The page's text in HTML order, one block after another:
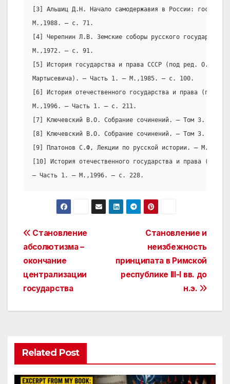
[3] Альшиц Д.Н. Начало самодержавия в России:
М.,1988. – с. 71.
[4] Черепнин Л.В. Земские соборы русского
М.,1972. – с. 91.
[5] История государства и права СССР (под ред. О.И.
Мартысевича). – Часть 1. – М.,1985. – с. 100.
[6] История отечественного государства и права (под
М.,1996. – Часть 1. – с. 211.
[7] Ключевский В.О. Собрание сочинений. – Том 3. –
[8] Ключевский В.О. Собрание сочинений. – Том 3. –
[9] Платонов С.Ф, Лекции по русской истории. –
[10] История отечественного государства и права
– Часть 1. – М.,1996. – с. 228.
Post
navigation
Становление и
неизбежность
принципата в Римской
республике III-I вв. до
н.э.
Становление
абсолютизма –
окончание
централизации
государства
Related Post